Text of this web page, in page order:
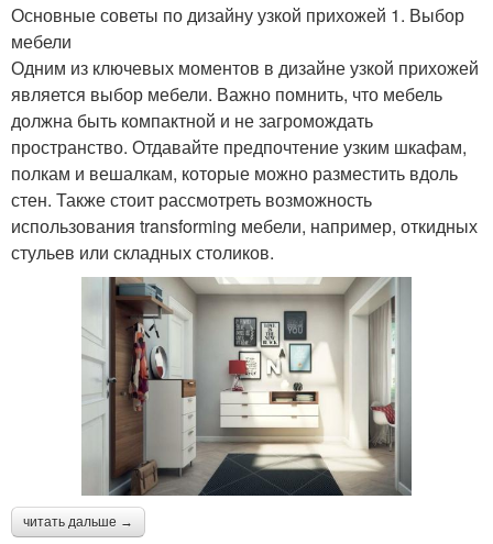
Основные советы по дизайну узкой прихожей 1. Выбор
мебели
Одним из ключевых моментов в дизайне узкой прихожей
является выбор мебели. Важно помнить, что мебель
должна быть компактной и не загромождать
пространство. Отдавайте предпочтение узким шкафам,
полкам и вешалкам, которые можно разместить вдоль
стен. Также стоит рассмотреть возможность
использования transforming мебели, например, откидных
стульев или складных столиков.
читать дальше →